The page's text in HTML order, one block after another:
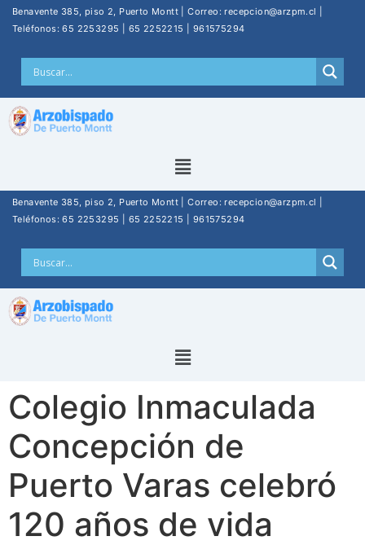
Benavente 385, piso 2, Puerto Montt | Correo: recepcion@arzpm.cl |
Teléfonos: 65 2253295 | 65 2252215 | 961575294
Benavente 385, piso 2, Puerto Montt | Correo: recepcion@arzpm.cl |
Teléfonos: 65 2253295 | 65 2252215 | 961575294
Colegio Inmaculada
Concepción de
Puerto Varas celebró
120 años de vida